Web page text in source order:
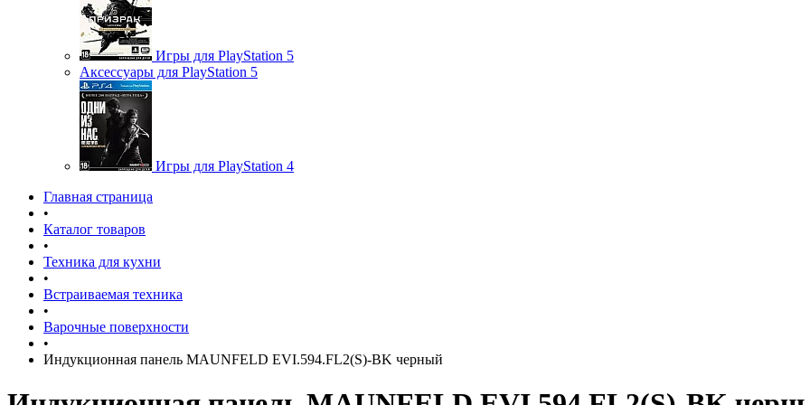
Игры для PlayStation 5
Аксессуары для PlayStation 5
Игры для PlayStation 4
Главная страница
•
Каталог товаров
•
Техника для кухни
•
Встраиваемая техника
•
Варочные поверхности
•
Индукционная панель MAUNFELD EVI.594.FL2(S)-BK черный